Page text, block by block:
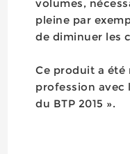
volumes,
pleine par
de diminuer les
Ce produit a été
profession avec
du BTP 2015 ».